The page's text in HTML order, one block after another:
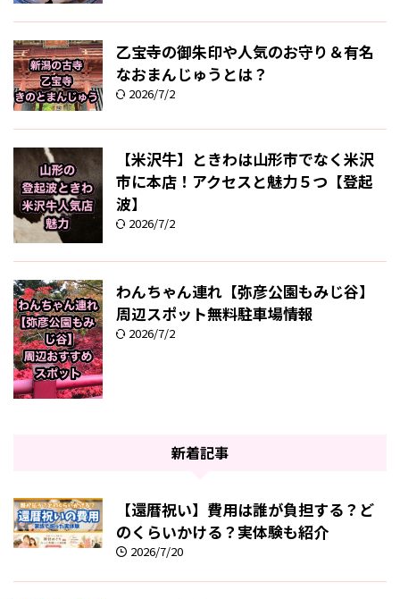
乙宝寺の御朱印や人気のお守り＆有名
なおまんじゅうとは？
2026/7/2
【米沢牛】ときわは山形市でなく米沢
市に本店！アクセスと魅力５つ【登起
波】
2026/7/2
わんちゃん連れ【弥彦公園もみじ谷】
周辺スポット無料駐車場情報
2026/7/2
新着記事
【還暦祝い】費用は誰が負担する？ど
のくらいかける？実体験も紹介
2026/7/20